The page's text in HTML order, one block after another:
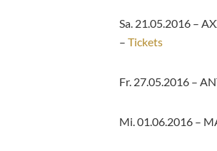
Sa. 21.05.2016 –
– Tickets
Fr. 27.05.2016 –
Mi. 01.06.2016 –